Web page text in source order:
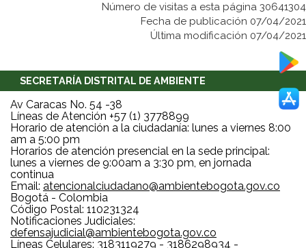
Número de visitas a esta página 30641304
Fecha de publicación 07/04/2021
Última modificación 07/04/2021
SECRETARÍA DISTRITAL DE AMBIENTE
Av Caracas No. 54 -38
Líneas de Atención +57 (1) 3778899
Horario de atención a la ciudadanía: lunes a viernes 8:00
am a 5:00 pm
Horarios de atención presencial en la sede principal:
lunes a viernes de 9:00am a 3:30 pm, en jornada
continua
Email: atencionalciudadano@ambientebogota.gov.co
Bogotá - Colombia
Código Postal: 110231324
Notificaciones Judiciales:
defensajudicial@ambientebogota.gov.co
Líneas Celulares: 3183119279 - 3186298934 -